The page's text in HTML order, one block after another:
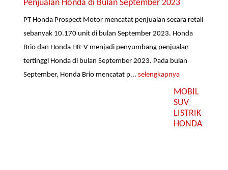
Penjualan Honda di Bulan September 2023
PT Honda Prospect Motor mencatat penjualan secara retail
sebanyak 10.170 unit di bulan September 2023. Honda
Brio dan Honda HR-V menjadi penyumbang penjualan
tertinggi Honda di bulan September 2023. Pada bulan
September, Honda Brio mencatat p...selengkapnya
MOBIL
SUV
LISTRIK
HONDA